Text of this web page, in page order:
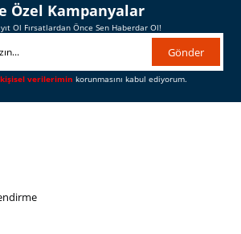
Özel Kampanyalar
Ol Fırsatlardan Önce Sen Haberdar Ol!
Gönder
kişisel verilerimin korunmasını kabul ediyorum.